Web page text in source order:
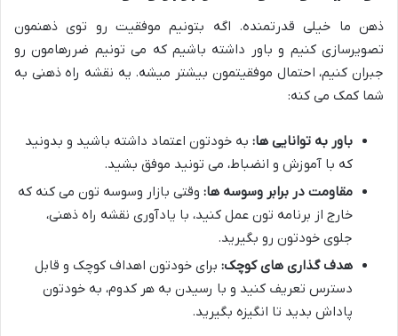
ذهن ما خیلی قدرتمنده. اگه بتونیم موفقیت رو توی ذهنمون
تصویرسازی کنیم و باور داشته باشیم که می تونیم ضررهامون رو
جبران کنیم، احتمال موفقیتمون بیشتر میشه. یه نقشه راه ذهنی به
شما کمک می کنه:
باور به توانایی ها: به خودتون اعتماد داشته باشید و بدونید
که با آموزش و انضباط، می تونید موفق بشید.
مقاومت در برابر وسوسه ها: وقتی بازار وسوسه تون می کنه که
خارج از برنامه تون عمل کنید، با یادآوری نقشه راه ذهنی،
جلوی خودتون رو بگیرید.
هدف گذاری های کوچک: برای خودتون اهداف کوچک و قابل
دسترس تعریف کنید و با رسیدن به هر کدوم، به خودتون
پاداش بدید تا انگیزه بگیرید.